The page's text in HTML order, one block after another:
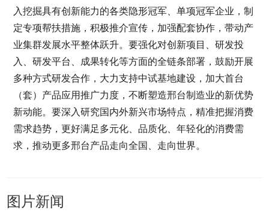
入挖掘具有创新能力的各类隐形冠军、单项冠军企业，制
定专项帮扶措施，积极推介宣传，加强配套协作，带动产
业集群发展水平整体跃升。要强化对创新项目、研发投
入、研发平台、成果转化等方面的全链条部署，鼓励开展
多种方式研发合作，大力支持中试基地建设，加大首台
（套）产品应用推广力度，不断塑造邢台制造业的新优势
新动能。要深入研究国内外新兴市场特点，精准把握消费
需求趋势，更好满足多元化、品质化、年轻化的消费需
求，推动更多邢台产品走向全国、走向世界。
图片新闻